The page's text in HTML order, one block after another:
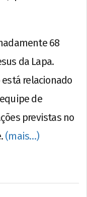
68
da Lapa.
relacionado
de
previstas no
(mais…)